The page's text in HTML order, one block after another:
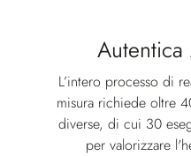
L’intero processo di
misura richiede oltre
diverse, di cui 30
per valorizzare